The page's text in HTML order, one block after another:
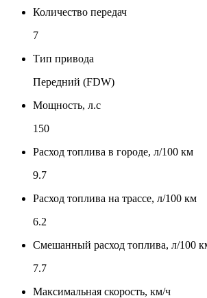
Количество передач
7
Тип привода
Передний (FDW)
Мощность, л.с
150
Расход топлива в городе, л/100 км
9.7
Расход топлива на трассе, л/100 км
6.2
Смешанный расход топлива, л/100
7.7
Максимальная скорость, км/ч